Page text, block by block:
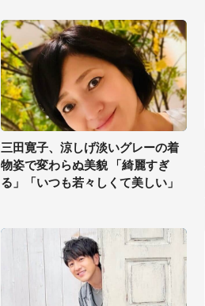
三田寛子、涼しげ淡いグレーの着
物姿で変わらぬ美貌 「綺麗すぎ
る」「いつも若々しくて美しい」